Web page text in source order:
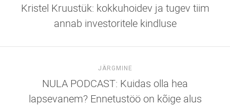
Kristel Kruustük: kokkuhoidev ja tugev tiim
annab investoritele kindluse
JÄRGMINE
NULA PODCAST: Kuidas olla hea
lapsevanem? Ennetustöö on kõige alus